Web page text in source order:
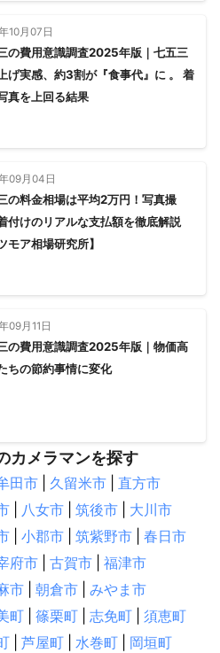
10月07日
の費用意識調査2025年版｜七五三
げ実感、約3割が『食事代』に 。 着
真を上回る結果
09月04日
の料金相場は平均2万円！写真撮
付けのリアルな支払額を徹底解説
モア相場研究所】
09月11日
の費用意識調査2025年版｜物価高
ちの節約事情に変化
カメラマンを探す
田市 久留米市
直方市
八女市 筑後市
大川市
小郡市 筑紫野市
春日市
府市 古賀市
福津市
市 朝倉市
みやま市
町 篠栗町 志免町
須恵町
芦屋町 水巻町
岡垣町